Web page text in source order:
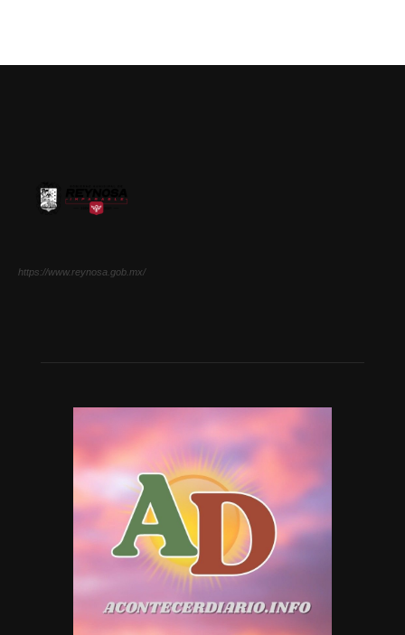
https://www.reynosa.gob.mx/